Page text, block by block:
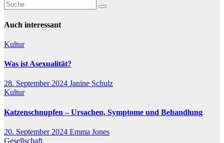
Auch interessant
Kultur
Was ist Asexualität?
28. September 2024 Janine Schulz
Kultur
Katzenschnupfen – Ursachen, Symptome und Behandlung
20. September 2024 Emma Jones
Gesellschaft